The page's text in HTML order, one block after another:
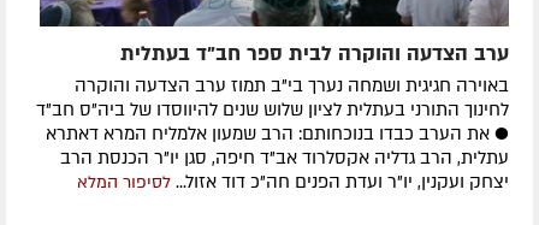
ערב הצדעה והוקרה לבית ספר חב"ד בעתלית
באוירה חגיגית ושמחה נערך בי"ב תמוז ערב הצדעה והוקרה
לחינוך התורני בעתלית לציון שלוש שנים להיווסדו של ביה"ס חב"ד
● את הערב כבדו בנוכחותם: הרב שמעון אלמליח המרא דאתרא
עתלית, הרב גדליה אקסלרוד אב"ד חיפה, סגן יו"ר הכנסת הרב
יצחק ועקנין, יו"ר ועדת הפנים חה"כ דוד אזול... לסיפור המלא